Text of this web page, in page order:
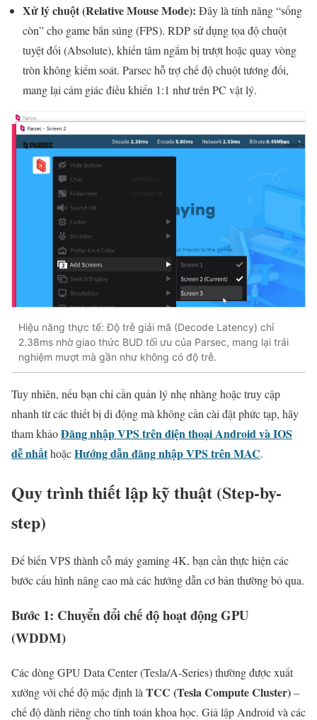
Xử lý chuột (Relative Mouse Mode): Đây là tính năng “sống
còn” cho game bắn súng (FPS). RDP sử dụng tọa độ chuột
tuyệt đối (Absolute), khiến tâm ngắm bị trượt hoặc quay vòng
tròn không kiểm soát. Parsec hỗ trợ chế độ chuột tương đối,
mang lại cảm giác điều khiển 1:1 như trên PC vật lý.
Hiệu năng thực tế: Độ trễ giải mã (Decode Latency) chỉ
2.38ms nhờ giao thức BUD tối ưu của Parsec, mang lại trải
nghiệm mượt mà gần như không có độ trễ.
Tuy nhiên, nếu bạn chỉ cần quản lý nhẹ nhàng hoặc truy cập
nhanh từ các thiết bị di động mà không cần cài đặt phức tạp, hãy
tham khảoĐăng nhập VPS trên điện thoại Android và IOS
dễ nhấthoặcHướng dẫn đăng nhập VPS trên MAC.
Quy trình thiết lập kỹ thuật (Step-by-
step)
Để biến VPS thành cỗ máy gaming 4K, bạn cần thực hiện các
bước cấu hình nâng cao mà các hướng dẫn cơ bản thường bỏ qua.
Bước 1: Chuyển đổi chế độ hoạt động GPU
(WDDM)
Các dòng GPU Data Center (Tesla/A-Series) thường được xuất
xưởng với chế độ mặc định là TCC (Tesla Compute Cluster)–
chế độ dành riêng cho tính toán khoa học. Giả lập Android và các